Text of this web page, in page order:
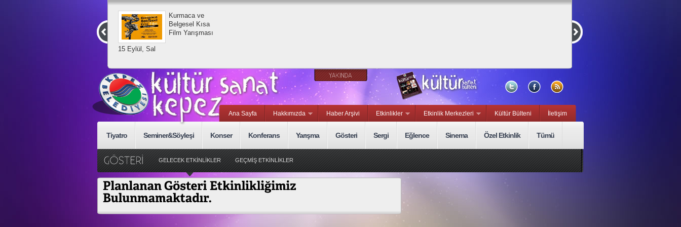
15 Eylül, Sal
Kurmaca ve
Belgesel Kısa
Film Yarışması
Ana Sayfa Hakkımızda Haber Arşivi Etkinlikler Etkinlik Merkezleri Kültür Bülteni İletişim
Tiyatro Seminer&Söyleşi Konser Konferans Yarışma Gösteri Sergi Eğlence Sinema Özel Etkinlik Tümü
GELECEK ETKİNLİKLER GEÇMİŞ ETKİNLİKLER